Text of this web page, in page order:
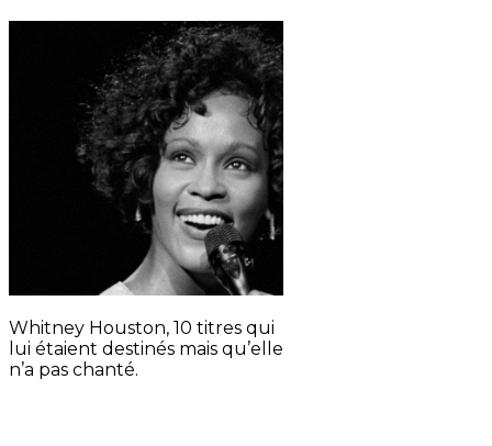
Whitney Houston, 10 titres qui
lui étaient destinés mais qu’elle
n’a pas chanté.